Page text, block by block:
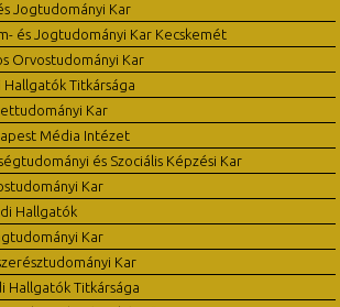
Jogtudományi Kar
és Jogtudományi Kar Kecskemét
Orvostudományi Kar
Titkársága
Kar
Média Intézet
és Szociális Képzési Kar
Kar
Hallgatók
Kar
Kar
Hallgatók Titkársága